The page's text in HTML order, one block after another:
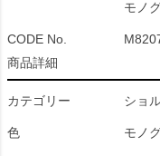
モノ
CODE No.
商品詳細
カテゴリー ショ
色 モノ